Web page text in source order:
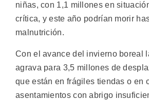
niñas, con 1,1 millones en
crítica, y este año podrían morir
malnutrición.
Con el avance del invierno boreal
agrava para 3,5 millones de
que están en frágiles tiendas o en
asentamientos con abrigo